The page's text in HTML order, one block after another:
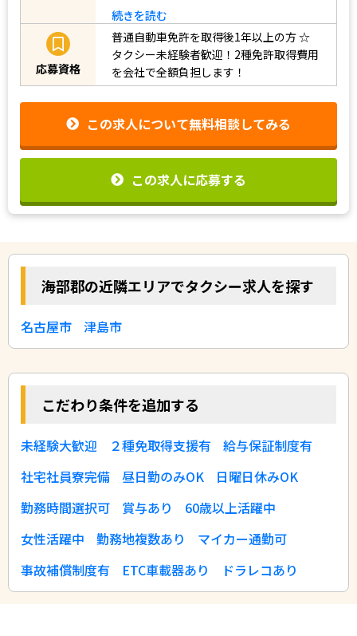
続きを読む
応募資格
普通自動車免許を取得後1年以上の方☆
タクシー未経験者歓迎！2種免許取得費用
を会社で全額負担します！
この求人について無料相談してみる
この求人に応募する
海部郡の近隣エリアでタクシー求人を探す
名古屋市 津島市
こだわり条件を追加する
未経験大歓迎 ２種免取得支援有
給与保証制度有
社宅社員寮完備
昼日勤のみOK
日曜日休みOK
勤務時間選択可
賞与あり
60歳以上活躍中
女性活躍中
勤務地複数あり
マイカー通勤可
事故補償制度有
ETC車載器あり ドラレコあり